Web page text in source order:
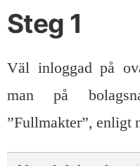
Steg 1
Väl inloggad på
man på
”Fullmakter”, enligt